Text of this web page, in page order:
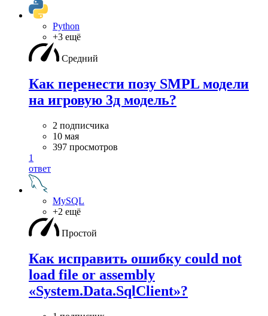
Python
+3 ещё
Средний
Как перенести позу SMPL модели
на игровую 3д модель?
2 подписчика
10 мая
397 просмотров
1
ответ
MySQL
+2 ещё
Простой
Как исправить ошибку could not
load file or assembly
«System.Data.SqlClient»?